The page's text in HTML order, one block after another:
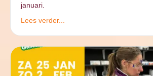
januari.
Lees verder...